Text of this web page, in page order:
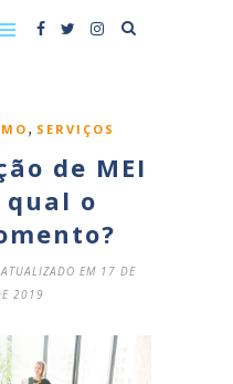
, SERVIÇOS
de MEI
qual o
EM 17 DE
2019